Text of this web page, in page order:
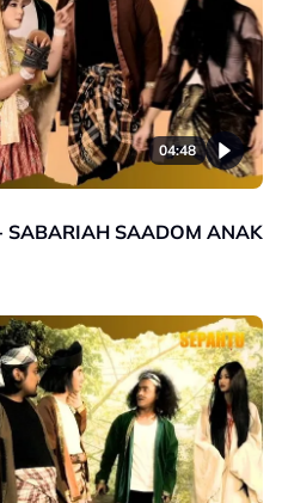
04:48
SABARIAH SAADOM ANAK